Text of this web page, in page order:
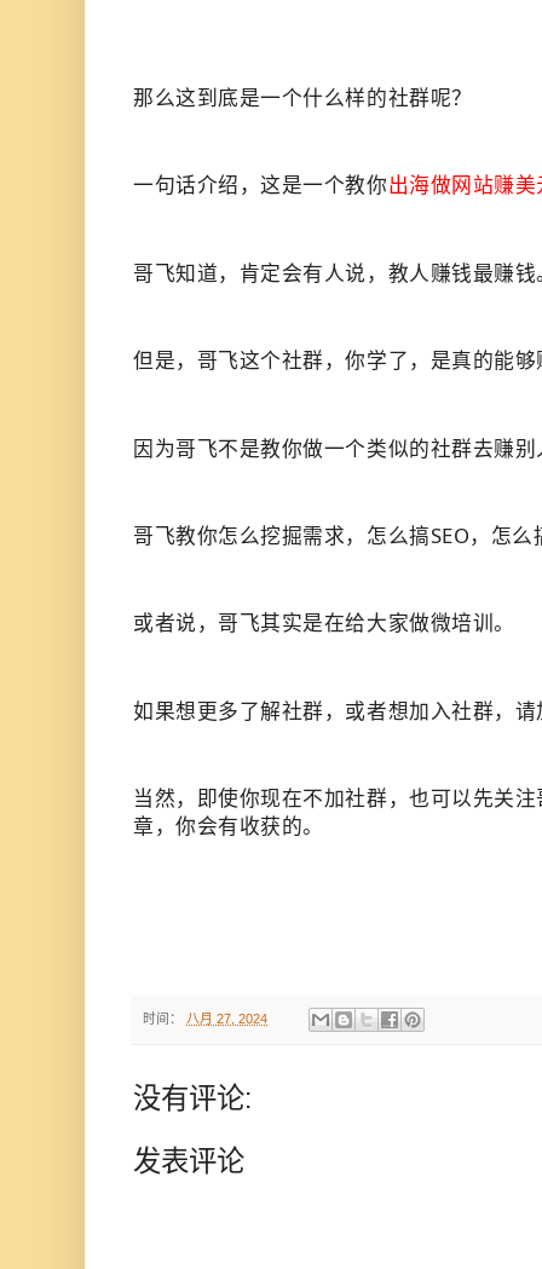
那么这到底是一个什么样的社群呢？
一句话介绍，这是一个教你出海做网站赚美
哥飞知道，肯定会有人说，教人赚钱最赚钱
但是，哥飞这个社群，你学了，是真的能
因为哥飞不是教你做一个类似的社群去赚
哥飞教你怎么挖掘需求，怎么搞SEO，怎
或者说，哥飞其实是在给大家做微培训。
如果想更多了解社群，或者想加入社群，
当然，即使你现在不加社群，也可以先关
章，你会有收获的。
时间： 八月 27, 2024
没有评论:
发表评论